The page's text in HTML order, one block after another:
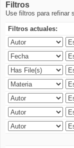
Filtros
Use filtros para refinar
Filtros actuales: